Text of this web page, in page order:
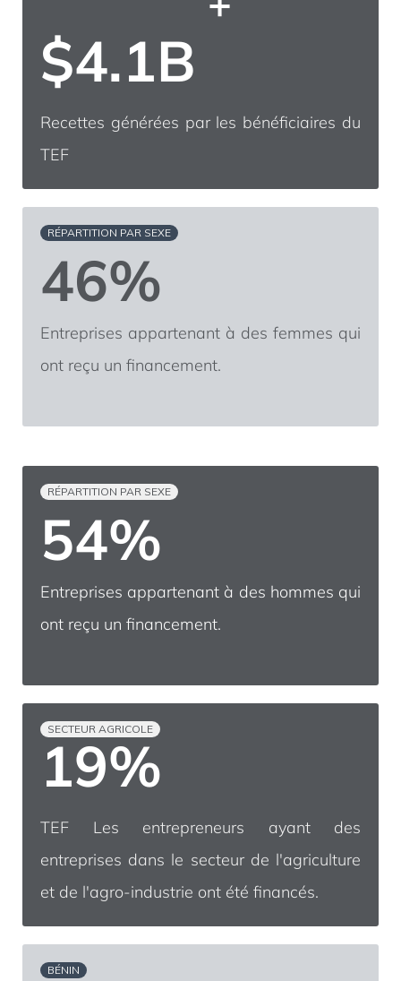
$4.2B
Recettes générées par les bénéficiaires du
TEF
RÉPARTITION PAR SEXE
46%
Entreprises appartenant à des femmes qui
ont reçu un financement.
RÉPARTITION PAR SEXE
54%
Entreprises appartenant à des hommes qui
ont reçu un financement.
SECTEUR AGRICOLE
21%
TEF Les entrepreneurs ayant des
entreprises dans le secteur de l'agriculture
et de l'agro-industrie ont été financés.
BÉNIN